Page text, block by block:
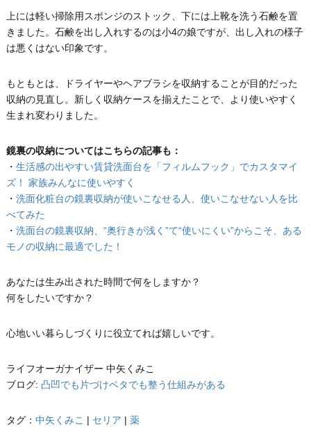
上には軽い掃除用スポンジのストック、下には上靴を洗う石鹸を置
きました。石鹸を出し入れするのは小4の娘ですが、出し入れの様子
は悪くはない印象です。
もともとは、ドライヤーやヘアブラシを収納することが目的だった
収納の見直し。新しく収納ケースを揃えたことで、より使いやすく
生まれ変わりました。
鏡裏の収納についてはこちらの記事も：
・ 生活感の出やすい賃貸洗面台を「フィルムフック」でカスタマイ
ズ！ 家族みんなに使いやすく
・ 洗面化粧台の鏡裏収納が使いこなせる人、使いこなせない人を比
べてみた
・ 洗面台の鏡裏収納、“奥行きが浅く”て“使いにくい”からこそ、ある
モノの収納に最適でした！
あなたは生み出された時間で何をしますか？
何をしたいですか？
心地いい暮らしづくりに役立てれば嬉しいです。
ライフオーガナイザー 中矢くみこ
ブログ: 凸凹でも片づけベタでも整う仕組みがある
タグ： 中矢くみこ | セリア | 薬